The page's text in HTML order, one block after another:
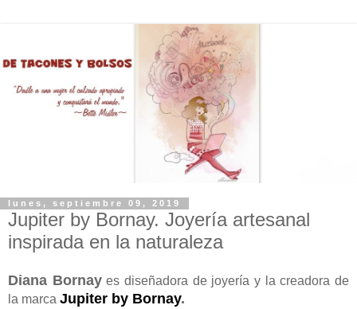
lunes, septiembre 09, 2019
Jupiter by Bornay. Joyería artesanal
inspirada en la naturaleza
Diana Bornayes diseñadora de joyería y la creadora de
la marca Jupiter by Bornay.